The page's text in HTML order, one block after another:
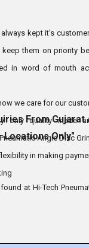
कर्मियों को जाता है, जो
हैं।
श्री देवांग वी ठक्कर
कंपनी
के उत्पादों और
स्वीकार करते रहे
ग्राहकों को प्राथमिकता पर
बना दिया।
ग्राहकों की देखभाल कैसे
ठीक से जांचे गए न्यूमेटिक
always kept it's
them on priority
in word of mouth
we care for our
only quality made
Angle Disc
in making
From Gujarat
Locations Only"
at Hi-Tech